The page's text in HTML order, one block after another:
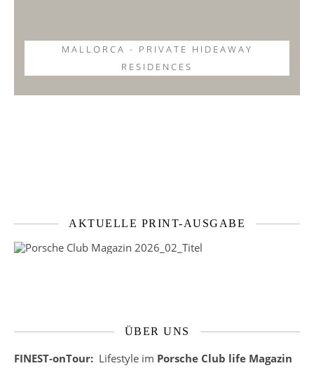
MALLORCA - PRIVATE HIDEAWAY
RESIDENCES
AKTUELLE PRINT-AUSGABE
ÜBER UNS
FINEST-onTour: Lifestyle im Porsche Club life Magazin